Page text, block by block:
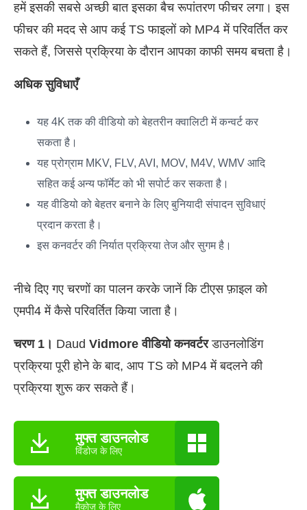
हमें इसकी सबसे अच्छी बात इसका बैच रूपांतरण फीचर लगा। इस
फीचर की मदद से आप कई TS फाइलों को MP4 में परिवर्तित कर
सकते हैं, जिससे प्रक्रिया के दौरान आपका काफी समय बचता है।
अधिक सुविधाएँ
यह 4K तक की वीडियो को बेहतरीन क्वालिटी में कन्वर्ट कर
सकता है।
यह प्रोग्राम MKV, FLV, AVI, MOV, M4V, WMV आदि
सहित कई अन्य फॉर्मेट को भी सपोर्ट कर सकता है।
यह वीडियो को बेहतर बनाने के लिए बुनियादी संपादन सुविधाएं
प्रदान करता है।
इस कनवर्टर की निर्यात प्रक्रिया तेज और सुगम है।
नीचे दिए गए चरणों का पालन करके जानें कि टीएस फ़ाइल को
एमपी4 में कैसे परिवर्तित किया जाता है।
चरण 1। Daud Vidmore वीडियो कनवर्टरडाउनलोडिंग
प्रक्रिया पूरी होने के बाद, आप TS को MP4 में बदलने की
प्रक्रिया शुरू कर सकते हैं।
मुफ्त डाउनलोड
विंडोज के लिए
मुफ्त डाउनलोड
मैकोज़ के लिए